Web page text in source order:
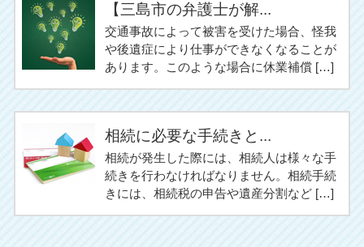
【三島市の弁護士が解...
交通事故によって被害を受けた場合、怪我
や後遺症により仕事ができなくなることが
あります。このような場合に休業補償 […]
相続に必要な手続きと...
相続が発生した際には、相続人は様々な手
続きを行わなければなりません。相続手続
きには、相続税の申告や遺産分割など […]